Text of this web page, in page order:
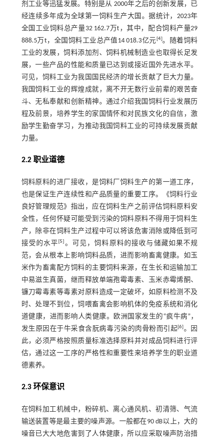
剂工业等迅猛发展。特别是从 2000年之后的创新发展，已
经连续多年成为全球第一饲料生产大国。据统计，2023年
全国工业饲料总产量32 162.7万t，其中，配合饲料产量29
888.5万t，全国饲料工业总产值14 018.3亿元[4]。随着饲料
工业的发展，饲料添加剂、饲料机械制造业也取得长足发
展，一些产品的性能和质量已达到或接近国外先进水平。
可见，饲料工业为我国国民经济的增长贡献了巨大力量。
我国饲料工业的辉煌成就，离不开无数行业前辈的艰苦奋
斗、无私奉献和创新精神。通过介绍我国饲料行业发展历
程及前景，培养学生的家国情怀和对民族文化的自信，激
励学生勤奋学习，为推动我国饲料工业的可持续发展贡献
力量。
2.2 职业道德
饲料原料的进厂接收，是饲料厂饲料生产的第一道工序，
也是保证生产连续性和产品质量的重要工序。《饲料行业
良好管理规范》指出，应在饲料生产之前评估饲料原料安
全性，任何怀疑可能受到污染的饲料原料不得用于饲料生
产，除非在饲料生产过程中可以将该危害消除或降低到可
接受的水平[5] 。可见，饲料原料的接收与储藏如果不规
范，会从根本上影响饲料品质，进而影响畜禽健康。如玉
米作为畜禽配方饲料的主要饲料来源，在生长和运输加工
中易滋生真菌，继而释放单端孢霉毒素、玉米赤霉烯酮、
镰刀霉毒素等毒素对原料造成一定破坏，如原料检测不及
时、处理不到位，饲喂畜禽会影响机体的免疫系统和消化
道健康，进而影响人类健康。欧洲国家发生的“疯牛病”，
发生原因在于牛采食含朊病毒污染的肉骨粉而引起[6]。因
此，必须严格按照质量标准选择原料并对成品饲料进行评
估，通过这一工序的严格性和重要性来培养学生的职业道
德素养。
2.3 环保意识
在饲料加工机械中，粉碎机、离心通风机、初清筛、气流
输送装置等是最主要的噪声源。一般都在90 dB以上，大的
噪音已大大地危害到了人体健康，所以应采取噪声防治措